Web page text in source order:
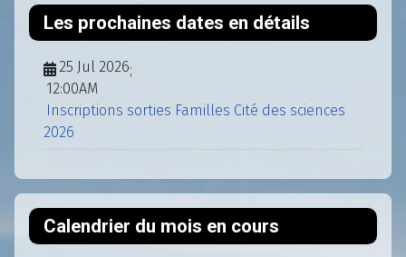
Les prochaines dates en détails
25 Jul 2026;
12:00AM
Inscriptions sorties Familles Cité des sciences
2026
Calendrier du mois en cours